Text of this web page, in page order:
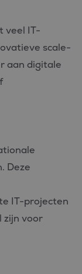
veel IT-
scale-
aan digitale
Deze
IT-projecten
zijn voor